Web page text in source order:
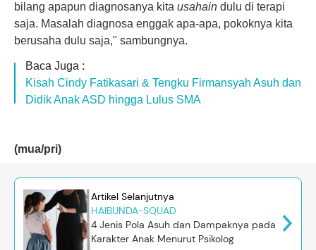
bilang apapun diagnosanya kita usahain dulu di terapi
saja. Masalah diagnosa enggak apa-apa, pokoknya kita
berusaha dulu saja," sambungnya.
Baca Juga :
Kisah Cindy Fatikasari & Tengku Firmansyah Asuh dan
Didik Anak ASD hingga Lulus SMA
(mua/pri)
Artikel Selanjutnya
HAIBUNDA-SQUAD
4 Jenis Pola Asuh dan Dampaknya pada
Karakter Anak Menurut Psikolog